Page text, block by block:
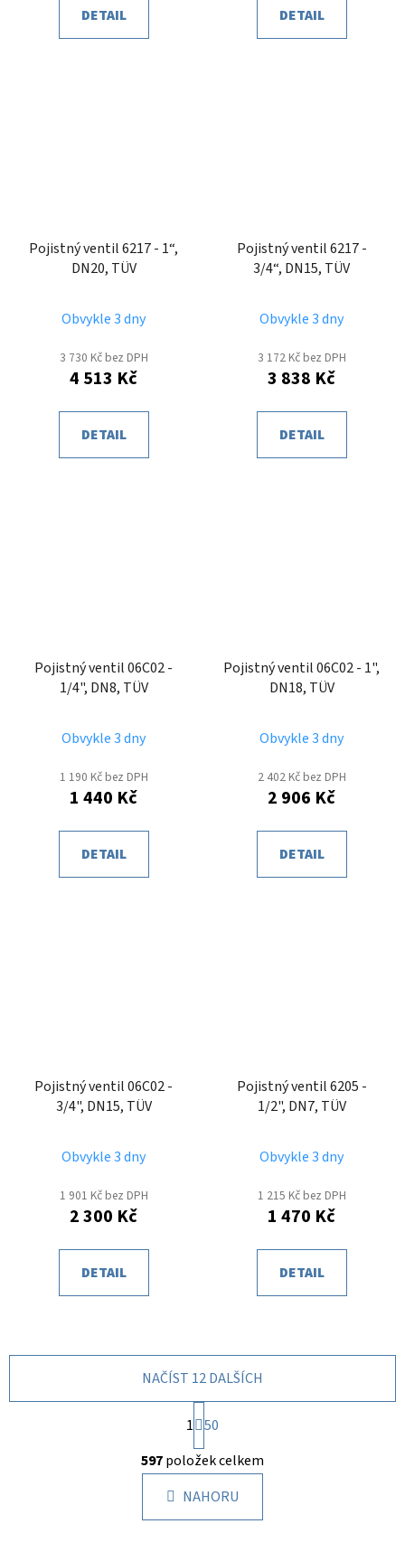
DETAIL DETAIL
Pojistný ventil 6217 - 1“,
DN20, TÜV
Obvykle 3 dny
3 730 Kč bez DPH
4 513 Kč
DETAIL
Pojistný ventil 6217 -
3/4“, DN15, TÜV
Obvykle 3 dny
3 172 Kč bez DPH
3 838 Kč
DETAIL
Pojistný ventil 06C02 -
1/4", DN8, TÜV
Obvykle 3 dny
1 190 Kč bez DPH
1 440 Kč
DETAIL
Pojistný ventil 06C02 - 1",
DN18, TÜV
Obvykle 3 dny
2 402 Kč bez DPH
2 906 Kč
DETAIL
Pojistný ventil 06C02 -
3/4", DN15, TÜV
Obvykle 3 dny
1 901 Kč bez DPH
2 300 Kč
DETAIL
Pojistný ventil 6205 -
1/2", DN7, TÜV
Obvykle 3 dny
1 215 Kč bez DPH
1 470 Kč
DETAIL
O
v
l
á
d
NAČÍST 12 DALŠÍCH
S
t
r
á
n
k
1 50
597položek celkem
NAHORU